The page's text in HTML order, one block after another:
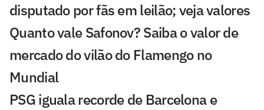
disputado por fãs em leilão; veja valores
Quanto vale Safonov? Saiba o valor de
mercado do vilão do Flamengo no
Mundial
PSG iguala recorde de Barcelona e